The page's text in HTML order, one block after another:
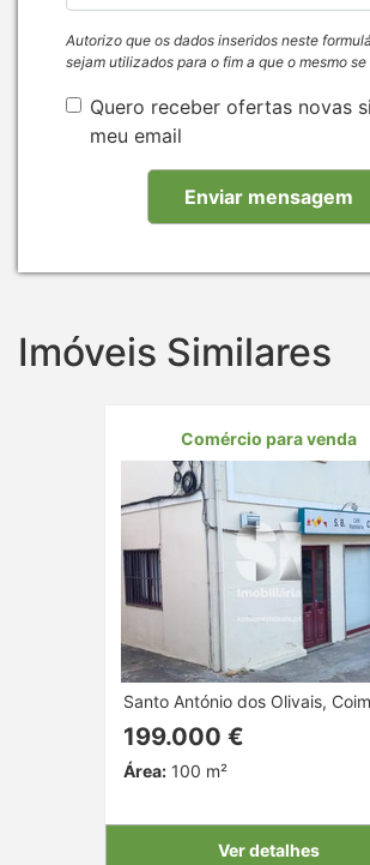
Autorizo que os dados inseridos neste
sejam utilizados para o fim a que o mesmo se
Quero receber ofertas novas
meu email
Imóveis Similares
Comércio para venda
Santo António dos Olivais,
199.000 €
Área:100 m²
Ver detalhes